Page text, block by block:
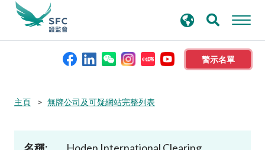
警示名單
本會簡介
尋
主頁 無牌公司及可疑網站完整列表